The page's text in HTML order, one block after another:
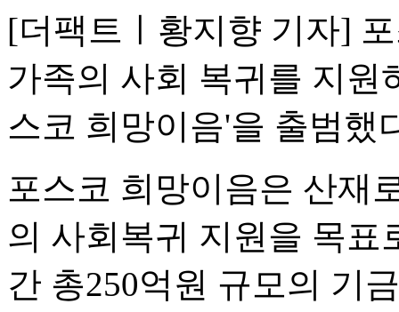
[더팩트ㅣ황지향 기자]
가족의 사회 복귀를 지원
스코 희망이음'을 출범했
포스코 희망이음은 산재
의 사회복귀 지원을 목표
간 총250억원 규모의 기